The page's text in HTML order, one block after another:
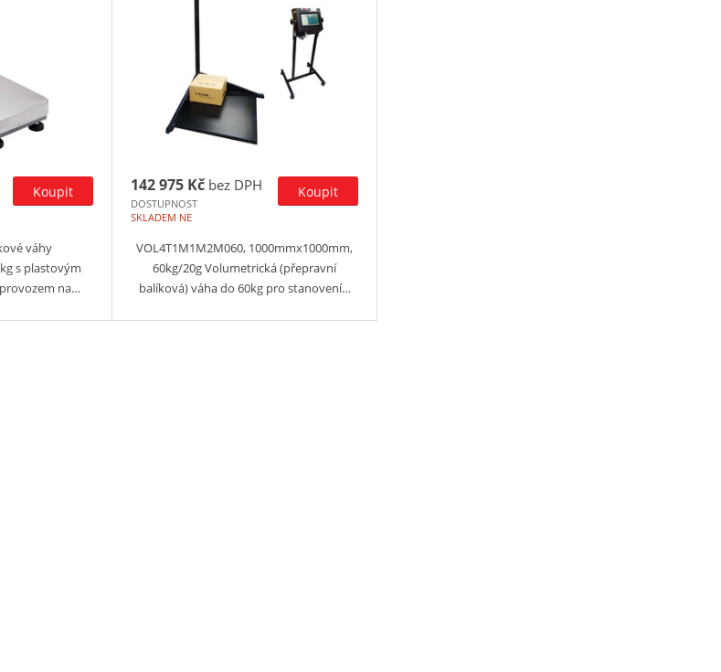
váhy
s plastovým
na…
142 975 Kč bez DPH
DOSTUPNOST
SKLADEM NE
VOL4T1M1M2M060, 1000mmx1000mm,
60kg/20g Volumetrická (přepravní
balíková) váha do 60kg pro stanovení…